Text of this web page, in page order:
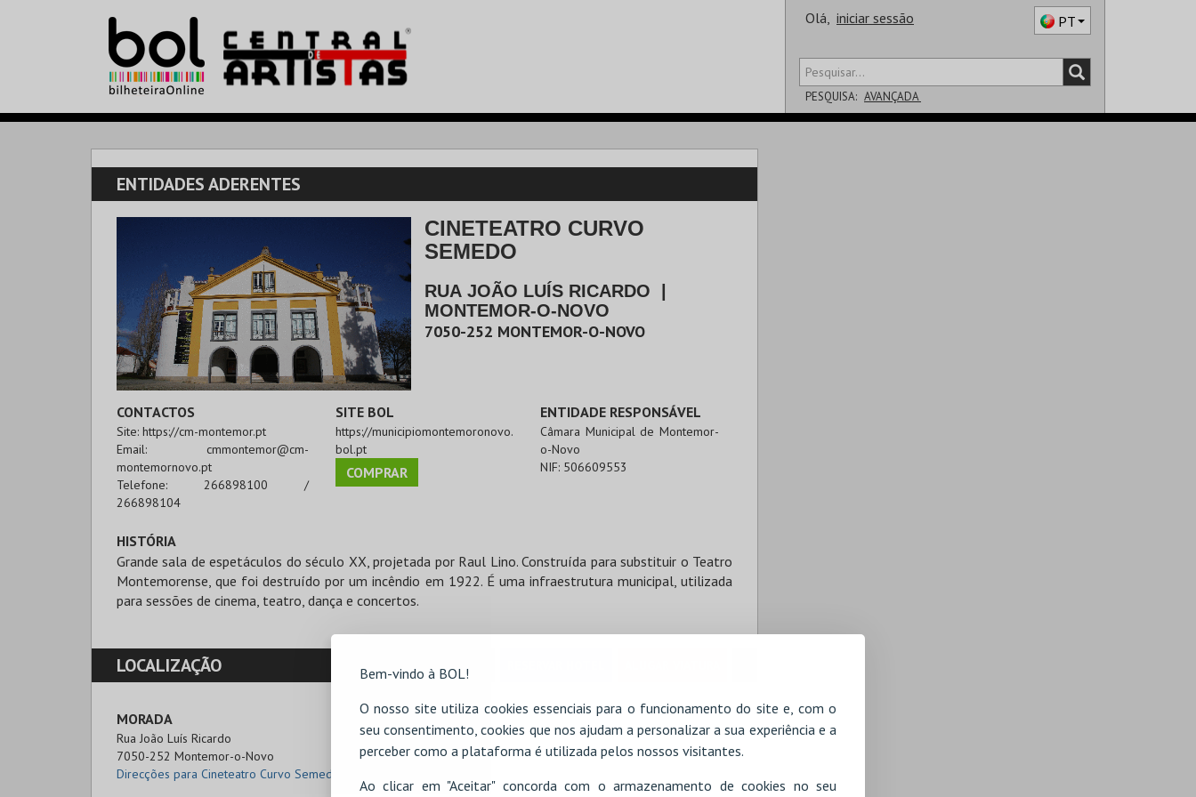
Bem-vindo à BOL!
O nosso site utiliza cookies essenciais para o funcionamento do site e, com o
seu consentimento, cookies que nos ajudam a personalizar a sua experiência e a
perceber como a plataforma é utilizada pelos nossos visitantes.
Ao clicar em "Aceitar" concorda com o armazenamento de cookies no seu
Olá, iniciar sessão PT
PESQUISA: AVANÇADA
ENTIDADES ADERENTES
CINETEATRO CURVO
SEMEDO
RUA JOÃO LUÍS RICARDO
MONTEMOR-O-NOVO
7050-252 MONTEMOR-O-NOVO
CONTACTOS
Site: https://cm-montemor.pt
Email: cmmontemor@cm-
montemornovo.pt
Telefone: 266898100 /
266898104
SITE BOL
https://municipiomontemoronovo.
bol.pt
COMPRAR
ENTIDADE RESPONSÁVEL
Câmara Municipal de Montemor-
o-Novo
NIF: 506609553
HISTÓRIA
Grande sala de espetáculos do século XX, projetada por Raul Lino. Construída para substituir o Teatro
Montemorense, que foi destruído por um incêndio em 1922. É uma infraestrutura municipal, utilizada
para sessões de cinema, teatro, dança e concertos.
LOCALIZAÇÃO
MORADA
Rua João Luís Ricardo
7050-252 Montemor-o-Novo
Direcções para Cineteatro Curvo Semedo